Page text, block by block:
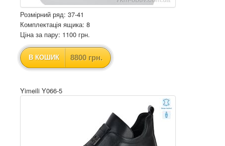
Розмірний ряд: 37-41
Комплектація ящика: 8
Ціна за пару: 1100 грн.
В КОШИК 8800 грн.
Yimeili Y066-5